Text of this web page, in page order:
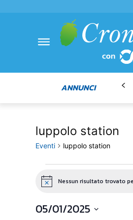
ANNUNCI
luppolo station
Eventi luppolo station
Eventi
NoticeNessun risultato trovato
05/01/2025